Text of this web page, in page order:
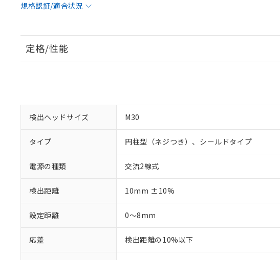
規格認証/適合状況
定格/性能
検出ヘッドサイズ M30
タイプ 円柱型（ネジつき）、シールドタイプ
電源の種類 交流2線式
検出距離 10mm ±10%
設定距離 0～8mm
応差 検出距離の10%以下